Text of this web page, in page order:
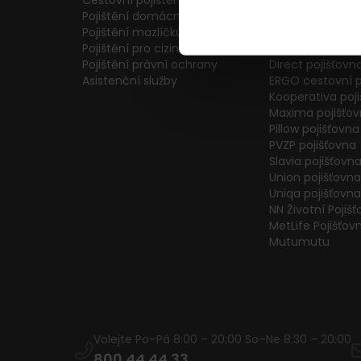
Pojištění domácnosti
Pojištění mazlíčků
Pojištění pro cizince
Pojištění právní ochrany
Asistenční služby
Direct
ERGO cestovní
Kooperativa
Maxima
Pillow pojišťovna
PVZP pojišťovna
Slavia pojišťovna
Union pojišťovna
Uniqa pojišťovna
NN Životní
MetLife
Mutumutu
Volejte Po–Pá 8:00 – 20:00 So–Ne 8:30 – 20:00